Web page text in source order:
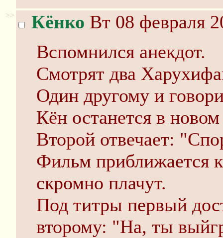
>> Кёнко Вт 08 февраля
Вспомнился анекдот.
Смотрят два
Один другому и
Кён останется в
Второй отвечает:
Фильм приближается
скромно плачут.
Под титры первый
второму: "На, ты